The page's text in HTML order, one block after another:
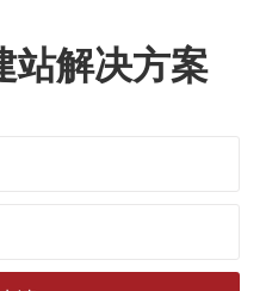
站解决方案